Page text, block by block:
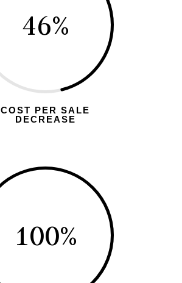
46%
COST PER SALE
DECREASE
100%